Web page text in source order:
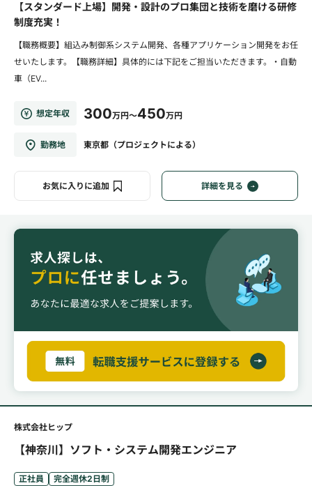
【スタンダード上場】開発・設計のプロ集団と技術を磨ける研修
制度充実！
【職務概要】組込み制御系システム開発、各種アプリケーション開発をお任
せいたします。【職務詳細】具体的には下記をご担当いただきます。・自動
車（EV...
想定年収 300万円～450万円
勤務地 東京都（プロジェクトによる）
お気に入りに追加 詳細を見る
株式会社ヒップ
【神奈川】ソフト・システム開発エンジニア
正社員 完全週休2日制